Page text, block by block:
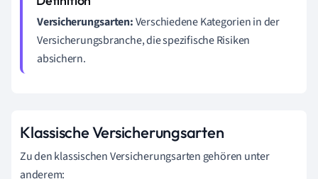
Versicherungsarten:Verschiedene Kategorien in der
Versicherungsbranche, die spezifische Risiken
absichern.
Klassische Versicherungsarten
Zu den klassischen Versicherungsarten gehören unter
anderem: